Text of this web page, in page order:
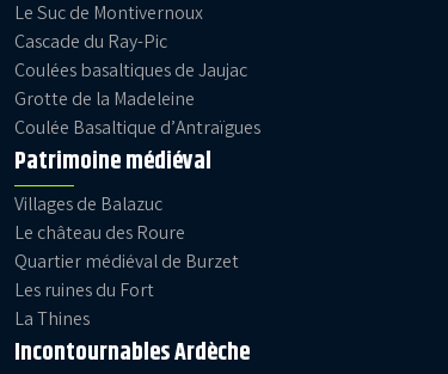
Le Suc de Montivernoux
Cascade du Ray-Pic
Coulées basaltiques de Jaujac
Grotte de la Madeleine
Coulée Basaltique d’Antraïgues
Patrimoine médiéval
Villages de Balazuc
Le château des Roure
Quartier médiéval de Burzet
Les ruines du Fort
La Thines
Incontournables Ardèche